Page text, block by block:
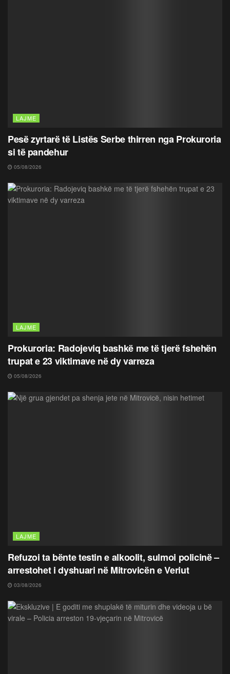
LAJME
Pesë zyrtarë të Listës Serbe thirren nga Prokuroria
si të pandehur
05/08/2026
LAJME
Prokuroria: Radojeviq bashkë me të tjerë fshehën
trupat e 23 viktimave në dy varreza
05/08/2026
LAJME
Refuzoi ta bënte testin e alkoolit, sulmoi policinë –
arrestohet i dyshuari në Mitrovicën e Veriut
03/08/2026